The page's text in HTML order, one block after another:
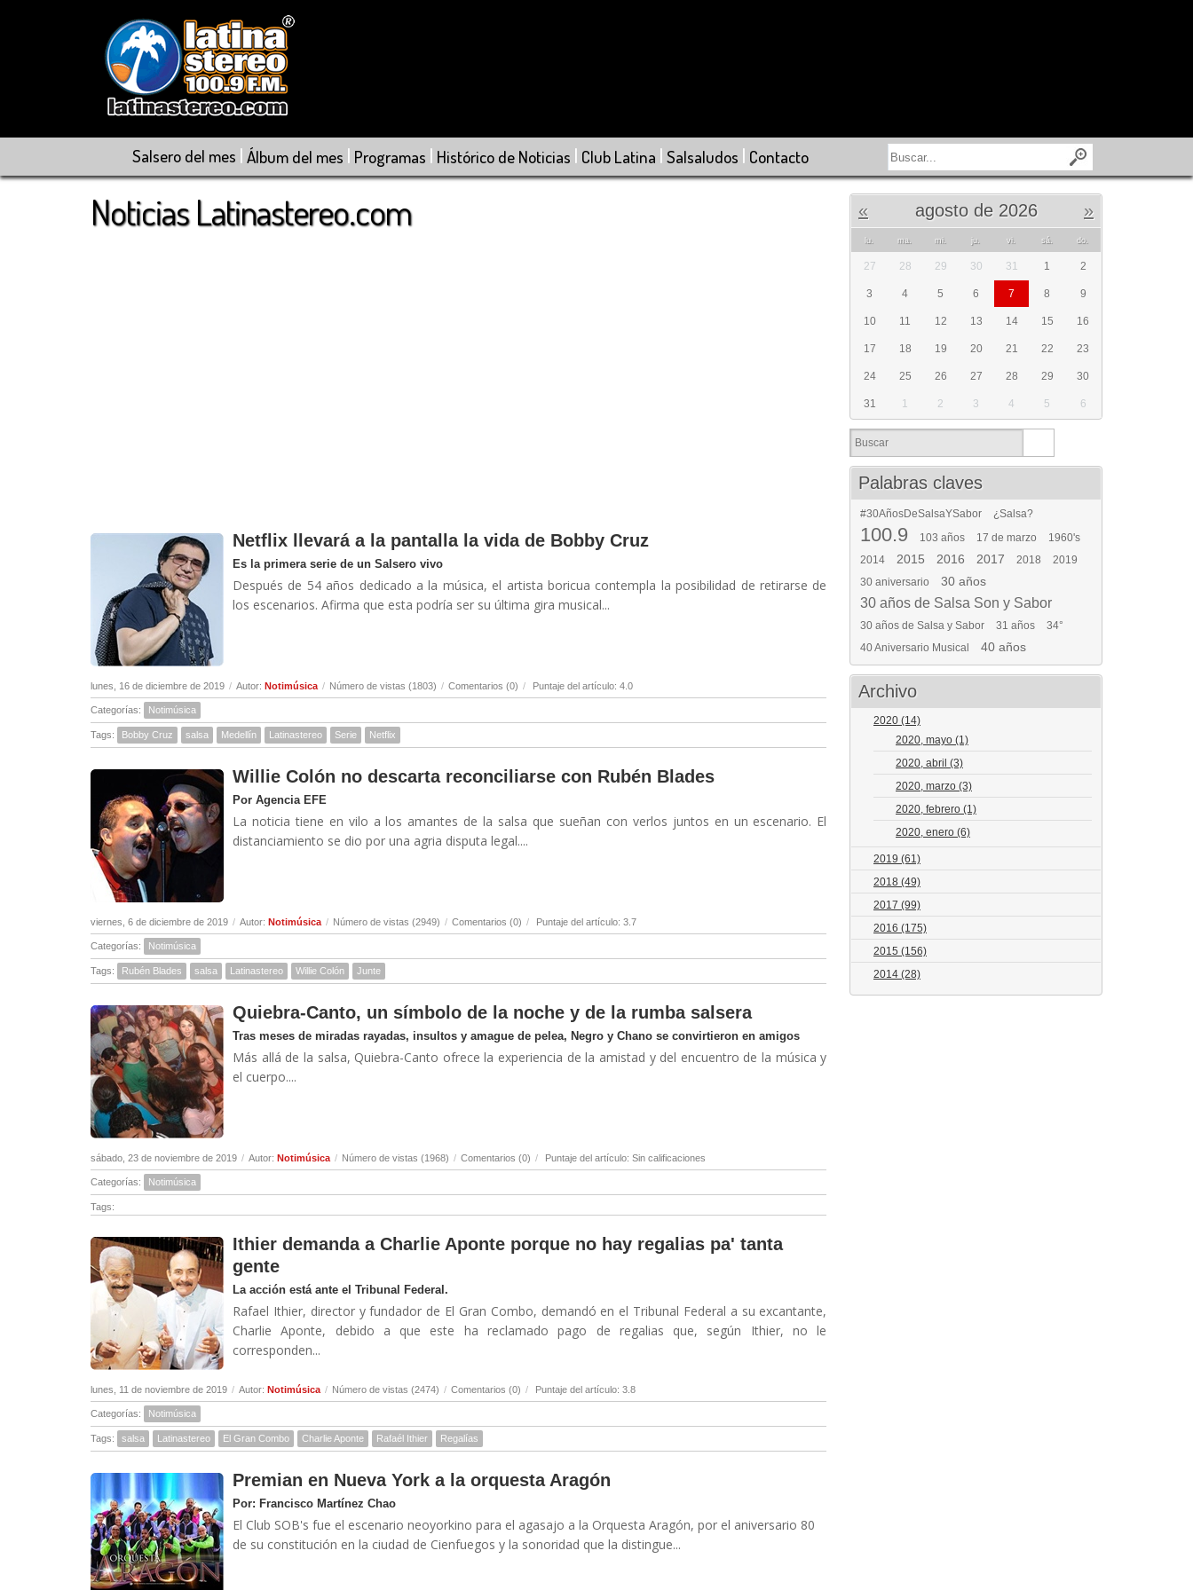
Salsero del mes | Álbum del mes | Programas | Histórico de Noticias | Club Latina | Salsaludos | Contacto
Noticias Latinastereo.com
Netflix llevará a la pantalla la vida de Bobby Cruz
Es la primera serie de un Salsero vivo
Después de 54 años dedicado a la música, el artista boricua contempla la posibilidad de retirarse de
los escenarios. Afirma que esta podría ser su última gira musical...
lunes, 16 de diciembre de 2019 / Autor: Notimúsica / Número de vistas (1803) / Comentarios (0) / Puntaje del artículo: 4.0
Categorías: Notimúsica
Tags: Bobby Cruz salsa Medellín Latinastereo Serie Netflix
Willie Colón no descarta reconciliarse con Rubén Blades
Por Agencia EFE
La noticia tiene en vilo a los amantes de la salsa que sueñan con verlos juntos en un escenario. El
distanciamiento se dio por una agria disputa legal....
viernes, 6 de diciembre de 2019 / Autor: Notimúsica / Número de vistas (2949) / Comentarios (0) / Puntaje del artículo: 3.7
Categorías: Notimúsica
Tags: Rubén Blades salsa Latinastereo Willie Colón Junte
Quiebra-Canto, un símbolo de la noche y de la rumba salsera
Tras meses de miradas rayadas, insultos y amague de pelea, Negro y Chano se convirtieron en amigos
Más allá de la salsa, Quiebra-Canto ofrece la experiencia de la amistad y del encuentro de la música y
el cuerpo....
sábado, 23 de noviembre de 2019 / Autor: Notimúsica / Número de vistas (1968) / Comentarios (0) / Puntaje del artículo: Sin calificaciones
Categorías: Notimúsica
Tags:
Ithier demanda a Charlie Aponte porque no hay regalias pa' tanta
gente
La acción está ante el Tribunal Federal.
Rafael Ithier, director y fundador de El Gran Combo, demandó en el Tribunal Federal a su excantante,
Charlie Aponte, debido a que este ha reclamado pago de regalias que, según Ithier, no le
corresponden...
lunes, 11 de noviembre de 2019 / Autor: Notimúsica / Número de vistas (2474) / Comentarios (0) / Puntaje del artículo: 3.8
Categorías: Notimúsica
Tags: salsa Latinastereo El Gran Combo Charlie Aponte Rafaél Ithier Regalías
Premian en Nueva York a la orquesta Aragón
Por: Francisco Martínez Chao
El Club SOB's fue el escenario neoyorkino para el agasajo a la Orquesta Aragón, por el aniversario 80
de su constitución en la ciudad de Cienfuegos y la sonoridad que la distingue...
« agosto de 2026 »
lu. ma. mi. ju. vi. sá. do.
27 28 29 30 31 1 2
3 4 5 6 7 8 9
10 11 12 13 14 15 16
17 18 19 20 21 22 23
24 25 26 27 28 29 30
31 1 2 3 4 5 6
Palabras claves
#30AñosDeSalsaYSabor ¿Salsa?
100.9 103 años 17 de marzo
1960's
2014
2015 2016 2017 2018
2019
30 aniversario
30 años
30 años de Salsa Son y Sabor
30 años de Salsa y Sabor 31 años
34°
40 Aniversario Musical
40 años
Archivo
2020 (14)
2020, mayo (1)
2020, abril (3)
2020, marzo (3)
2020, febrero (1)
2020, enero (6)
2019 (61)
2018 (49)
2017 (99)
2016 (175)
2015 (156)
2014 (28)